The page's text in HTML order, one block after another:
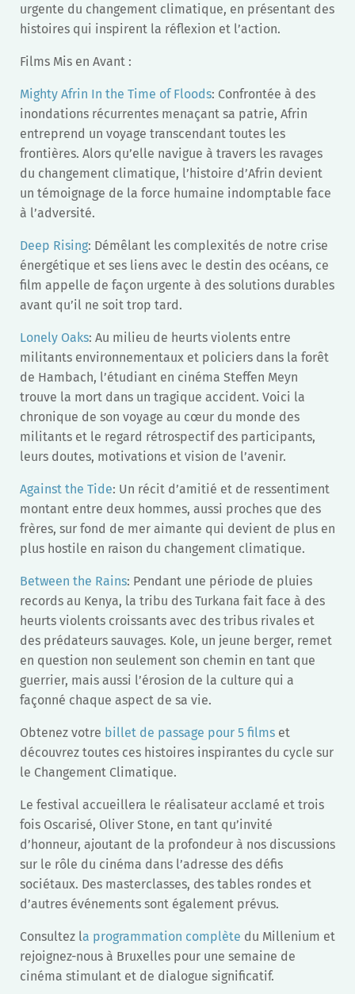
urgente du changement climatique, en présentant des
histoires qui inspirent la réflexion et l’action.
Films Mis en Avant :
Mighty Afrin In the Time of Floods: Confrontée à des
inondations récurrentes menaçant sa patrie, Afrin
entreprend un voyage transcendant toutes les
frontières. Alors qu’elle navigue à travers les ravages
du changement climatique, l’histoire d’Afrin devient
un témoignage de la force humaine indomptable face
à l’adversité.
Deep Rising: Démêlant les complexités de notre crise
énergétique et ses liens avec le destin des océans, ce
film appelle de façon urgente à des solutions durables
avant qu’il ne soit trop tard.
Lonely Oaks: Au milieu de heurts violents entre
militants environnementaux et policiers dans la forêt
de Hambach, l’étudiant en cinéma Steffen Meyn
trouve la mort dans un tragique accident. Voici la
chronique de son voyage au cœur du monde des
militants et le regard rétrospectif des participants,
leurs doutes, motivations et vision de l’avenir.
Against the Tide: Un récit d’amitié et de ressentiment
montant entre deux hommes, aussi proches que des
frères, sur fond de mer aimante qui devient de plus en
plus hostile en raison du changement climatique.
Between the Rains: Pendant une période de pluies
records au Kenya, la tribu des Turkana fait face à des
heurts violents croissants avec des tribus rivales et
des prédateurs sauvages. Kole, un jeune berger, remet
en question non seulement son chemin en tant que
guerrier, mais aussi l’érosion de la culture qui a
façonné chaque aspect de sa vie.
Obtenez votre billet de passage pour 5 films et
découvrez toutes ces histoires inspirantes du cycle sur
le Changement Climatique.
Le festival accueillera le réalisateur acclamé et trois
fois Oscarisé, Oliver Stone, en tant qu’invité
d’honneur, ajoutant de la profondeur à nos discussions
sur le rôle du cinéma dans l’adresse des défis
sociétaux. Des masterclasses, des tables rondes et
d’autres événements sont également prévus.
Consultez la programmation complète du Millenium et
rejoignez-nous à Bruxelles pour une semaine de
cinéma stimulant et de dialogue significatif.